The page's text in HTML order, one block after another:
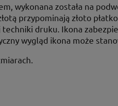
wykonana została na
przypominają złoto
druku. Ikona
wygląd ikona może